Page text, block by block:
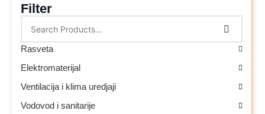
Filter
Rasveta
Elektromaterijal
Ventilacija i klima uredjaji
Vodovod i sanitarije